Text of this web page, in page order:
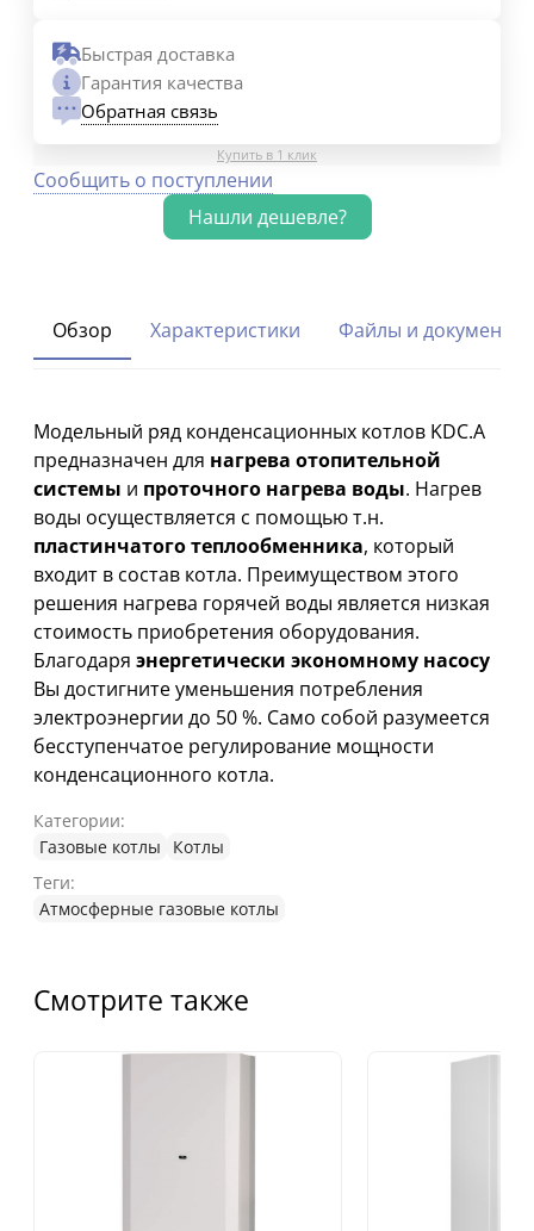
Быстрая доставка
Гарантия качества
Обратная связь
Купить в 1 клик
Сообщить о поступлении
Обзор Характеристики Файлы и документы
Модельный ряд конденсационных котлов KDC.A
предназначен для нагрева отопительной
системы и проточного нагрева воды. Нагрев
воды осуществляется с помощью т.н.
пластинчатого теплообменника, который
входит в состав котла. Преимуществом этого
решения нагрева горячей воды является низкая
стоимость приобретения оборудования.
Благодаря энергетически экономному насосу
Вы достигните уменьшения потребления
электроэнергии до 50 %. Само собой разумеется
бесступенчатое регулирование мощности
конденсационного котла.
Категории:
Газовые котлы
Котлы
Теги:
Атмосферные газовые котлы
Смотрите также